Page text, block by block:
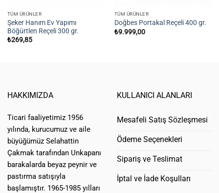
TÜM ÜRÜNLER
Şeker Hanım Ev Yapımı
Böğürtlen Reçeli 300 gr.
₺269,85
TÜM ÜRÜNLER
Doğbes Portakal Reçeli 400 gr.
₺9.999,00
HAKKIMIZDA
Ticari faaliyetimiz 1956
yılında, kurucumuz ve aile
büyüğümüz Selahattin
Çakmak tarafından Unkapanı
barakalarda beyaz peynir ve
pastırma satışıyla
başlamıştır. 1965-1985 yılları
KULLANICI ALANLARI
Mesafeli Satış Sözleşmesi
Ödeme Seçenekleri
Sipariş ve Teslimat
İptal ve İade Koşulları